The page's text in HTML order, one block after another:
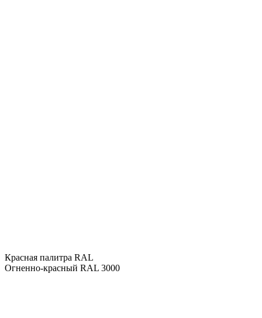
Красная палитра RAL
Огненно-красный RAL 3000